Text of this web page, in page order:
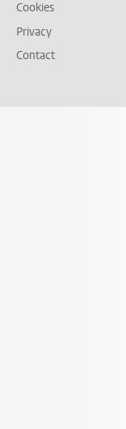
Cookies
Privacy
Contact